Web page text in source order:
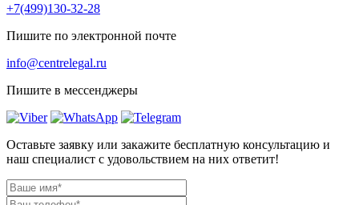
+7(499)130-32-28
Пишите по электронной почте
info@centrelegal.ru
Пишите в мессенджеры
Оставьте заявку или закажите бесплатную консультацию и
наш специалист с удовольствием на них ответит!